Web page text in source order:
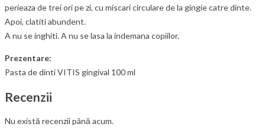
perieaza de trei ori pe zi, cu miscari circulare de la gingie catre dinte.
Apoi, clatiti abundent.
A nu se inghiti. A nu se lasa la indemana copiilor.
Prezentare:
Pasta de dinti VITIS gingival 100 ml
Recenzii
Nu există recenzii până acum.